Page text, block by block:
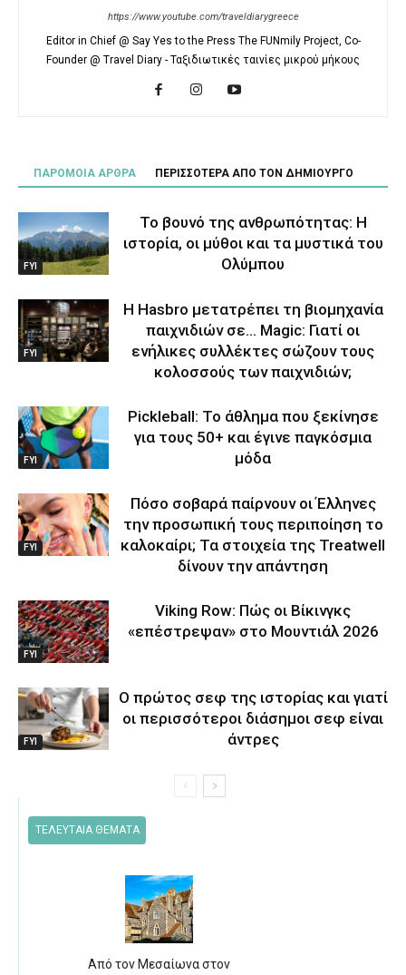
https://www.youtube.com/traveldiarygreece
Editor in Chief @ Say Yes to the Press The FUNmily Project, Co-
Founder @ Travel Diary - Ταξιδιωτικές ταινίες μικρού μήκους
ΠΑΡΟΜΟΙΑ ΑΡΘΡΑ ΠΕΡΙΣΣΟΤΕΡΑ ΑΠΟ ΤΟΝ ΔΗΜΙΟΥΡΓΟ
FYI
Το βουνό της ανθρωπότητας: Η
ιστορία, οι μύθοι και τα μυστικά του
Ολύμπου
FYI
Η Hasbro μετατρέπει τη βιομηχανία
παιχνιδιών σε… Magic: Γιατί οι
ενήλικες συλλέκτες σώζουν τους
κολοσσούς των παιχνιδιών;
FYI
Pickleball: Το άθλημα που ξεκίνησε
για τους 50+ και έγινε παγκόσμια
μόδα
FYI
Πόσο σοβαρά παίρνουν οι Έλληνες
την προσωπική τους περιποίηση το
καλοκαίρι; Τα στοιχεία της Treatwell
δίνουν την απάντηση
FYI
Viking Row: Πώς οι Βίκινγκς
«επέστρεψαν» στο Μουντιάλ 2026
FYI
Ο πρώτος σεφ της ιστορίας και γιατί
οι περισσότεροι διάσημοι σεφ είναι
άντρες
ΤΕΛΕΥΤΑΙΑ ΘΕΜΑΤΑ
Από τον Μεσαίωνα στον